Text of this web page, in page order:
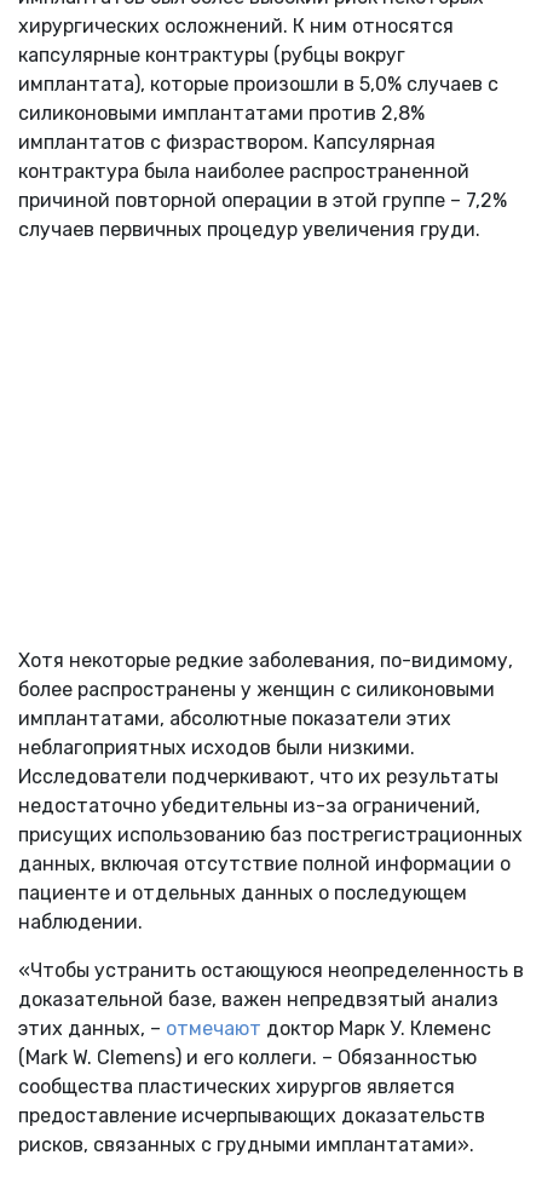
хирургических осложнений. К ним относятся
капсулярные контрактуры (рубцы вокруг
имплантата), которые произошли в 5,0% случаев с
силиконовыми имплантатами против 2,8%
имплантатов с физраствором. Капсулярная
контрактура была наиболее распространенной
причиной повторной операции в этой группе – 7,2%
случаев первичных процедур увеличения груди.
Хотя некоторые редкие заболевания, по-видимому,
более распространены у женщин с силиконовыми
имплантатами, абсолютные показатели этих
неблагоприятных исходов были низкими.
Исследователи подчеркивают, что их результаты
недостаточно убедительны из-за ограничений,
присущих использованию баз пострегистрационных
данных, включая отсутствие полной информации о
пациенте и отдельных данных о последующем
наблюдении.
«Чтобы устранить остающуюся неопределенность в
доказательной базе, важен непредвзятый анализ
этих данных, – отмечают доктор Марк У. Клеменс
(Mark W. Clemens) и его коллеги. – Обязанностью
сообщества пластических хирургов является
предоставление исчерпывающих доказательств
рисков, связанных с грудными имплантатами».